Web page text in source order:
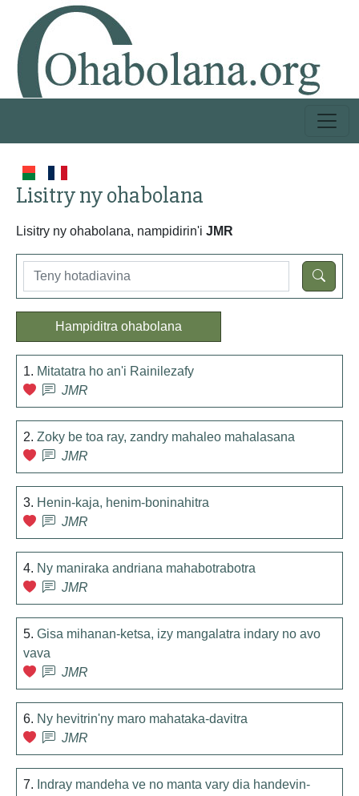
Lisitry ny ohabolana
Lisitry ny ohabolana, nampidirin'i JMR
Hampiditra ohabolana
1. Mitatatra ho an'i Rainilezafy
JMR
2. Zoky be toa ray, zandry mahaleo mahalasana
JMR
3. Henin-kaja, henim-boninahitra
JMR
4. Ny maniraka andriana mahabotrabotra
JMR
5. Gisa mihanan-ketsa, izy mangalatra indary no avo
vava
JMR
6. Ny hevitrin'ny maro mahataka-davitra
JMR
7. Indray mandeha ve no manta vary dia handevin-